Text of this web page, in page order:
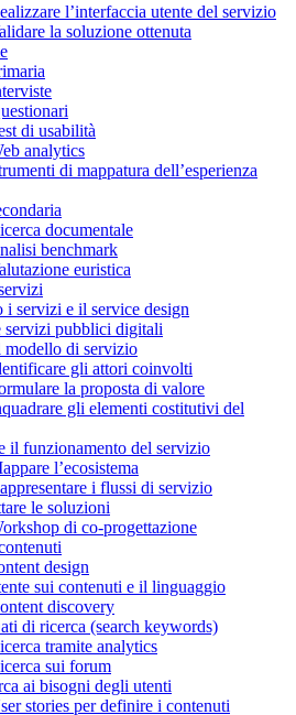
l’interfaccia utente del servizio
la soluzione ottenuta
di usabilità
analytics
di mappatura dell’esperienza
documentale
benchmark
euristica
i servizi e il service design
servizi pubblici digitali
di servizio
gli attori coinvolti
la proposta di valore
gli elementi costitutivi del
il funzionamento del servizio
l’ecosistema
i flussi di servizio
le soluzioni
di co-progettazione
design
sui contenuti e il linguaggio
discovery
di ricerca (search keywords)
tramite analytics
sui forum
ai bisogni degli utenti
stories per definire i contenuti